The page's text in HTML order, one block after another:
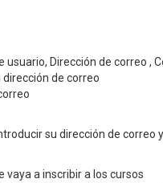
usuario, Dirección de correo ,
dirección de correo
su dirección de correo
vaya a inscribir a los cursos